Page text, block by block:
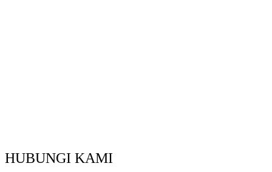
HUBUNGI KAMI